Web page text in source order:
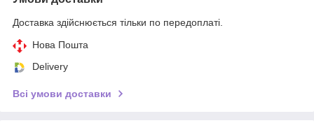
Доставка здійснюється тільки по передоплаті.
Нова Пошта
Delivery
Всі умови доставки